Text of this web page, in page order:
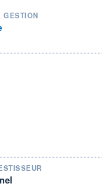
GESTION